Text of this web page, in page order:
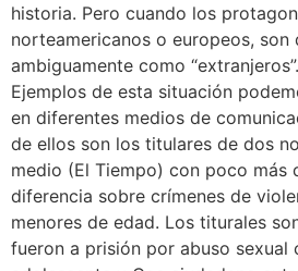
historia. Pero cuando los
norteamericanos o europeos, son
ambiguamente como
Ejemplos de esta situación
en diferentes medios de
de ellos son los titulares de dos
medio (El Tiempo) con poco más
diferencia sobre crímenes de
menores de edad. Los titurales
fueron a prisión por abuso sexual